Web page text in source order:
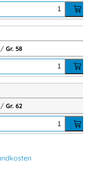
/ Gr. 58
/ Gr. 62